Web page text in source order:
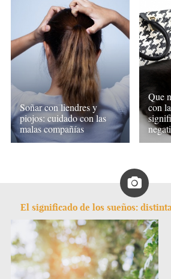
Soñar con liendres y
piojos: cuidado con las
malas compañías
Que
con
El significado de los sueños: